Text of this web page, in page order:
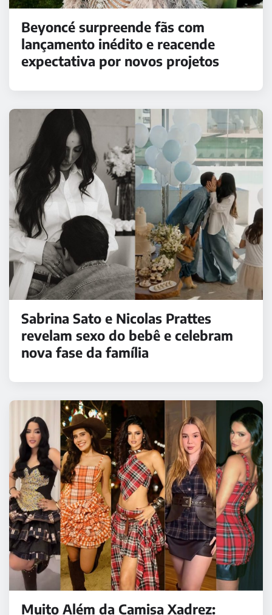
Beyoncé surpreende fãs com
lançamento inédito e reacende
expectativa por novos projetos
Sabrina Sato e Nicolas Prattes
revelam sexo do bebê e celebram
nova fase da família
Muito Além da Camisa Xadrez: